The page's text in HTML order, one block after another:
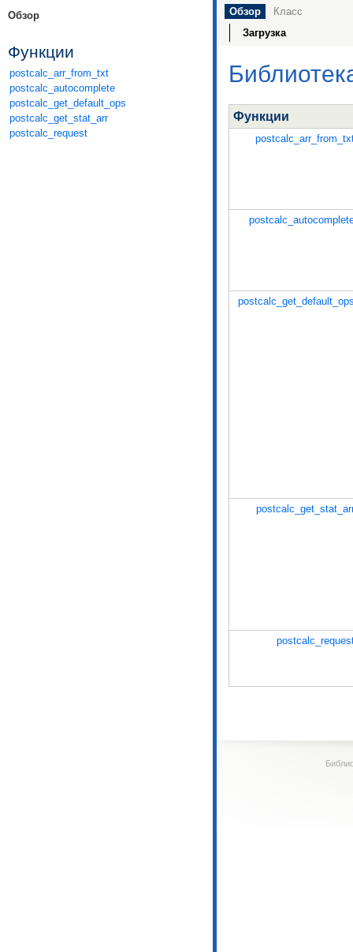
Обзор
Функции
postcalc_arr_from_txt
postcalc_autocomplete
postcalc_get_default_ops
postcalc_get_stat_arr
postcalc_request
Обзор
Класс
Загрузка
Функции